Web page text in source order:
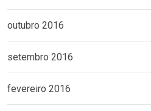
outubro 2016
setembro 2016
fevereiro 2016